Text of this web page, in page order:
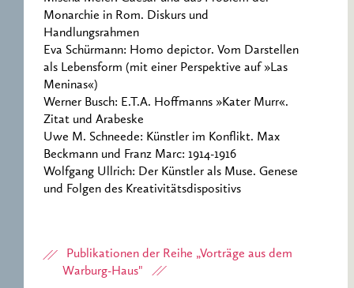
Monarchie in Rom. Diskurs und
Handlungsrahmen
Eva Schürmann: Homo depictor. Vom Darstellen
als Lebensform (mit einer Perspektive auf »Las
Meninas«)
Werner Busch: E.T.A. Hoffmanns »Kater Murr«.
Zitat und Arabeske
Uwe M. Schneede: Künstler im Konflikt. Max
Beckmann und Franz Marc: 1914-1916
Wolfgang Ullrich: Der Künstler als Muse. Genese
und Folgen des Kreativitätsdispositivs
Publikationen der Reihe „Vorträge aus dem
Warburg-Haus"